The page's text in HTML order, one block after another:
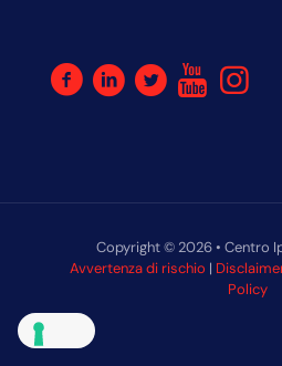
Copyright © 2026 • Centro
Avvertenza di rischio |
Policy